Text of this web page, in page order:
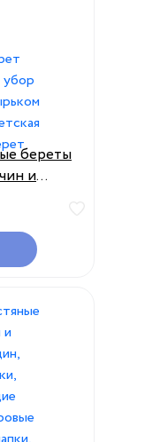
береты
и
Ретро